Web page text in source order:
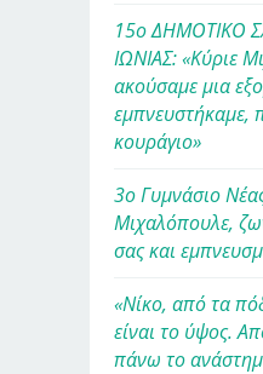
15ο ΔΗΜΟΤΙΚΟ
ΙΩΝΙΑΣ: «Κύριε
ακούσαμε μια
εμπνευστήκαμε,
κουράγιο»
3ο Γυμνάσιο
Μιχαλόπουλε,
σας και
«Νίκο, από τα
είναι το ύψος.
πάνω το